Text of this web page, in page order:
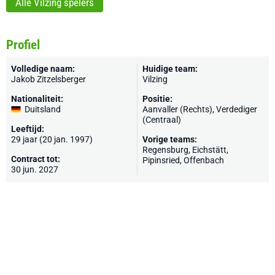
Alle Vilzing spelers
Profiel
Volledige naam:
Jakob Zitzelsberger
Nationaliteit:
Duitsland
Leeftijd:
29 jaar (20 jan. 1997)
Contract tot:
30 jun. 2027
Huidige team:
Vilzing
Positie:
Aanvaller (Rechts), Verdediger
(Centraal)
Vorige teams:
Regensburg, Eichstätt,
Pipinsried,Offenbach